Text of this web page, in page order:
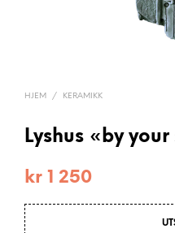
HJEM / KERAMIKK
Lyshus «by
kr 1 250